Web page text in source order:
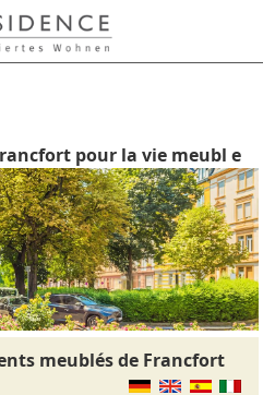
pour la vie meubl e
meublés de Francfort